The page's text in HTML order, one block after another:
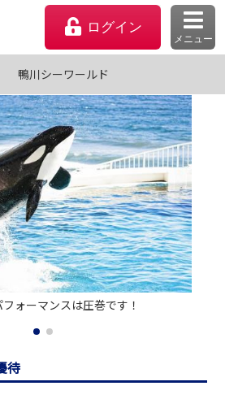
ログイン
メニュー
鴨川シーワールド
ォーマンスは圧巻です！
待